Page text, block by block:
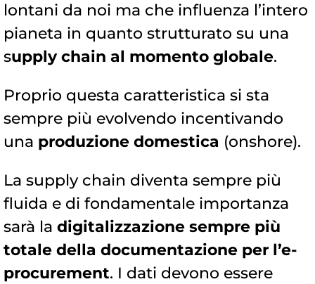
lontani da noi ma che influenza l’intero
pianeta in quanto strutturato su una
supply chain al momento globale.
Proprio questa caratteristica si sta
sempre più evolvendo incentivando
una produzione domestica (onshore).
La supply chain diventa sempre più
fluida e di fondamentale importanza
sarà la digitalizzazione sempre più
totale della documentazione per l’e-
procurement. I dati devono essere